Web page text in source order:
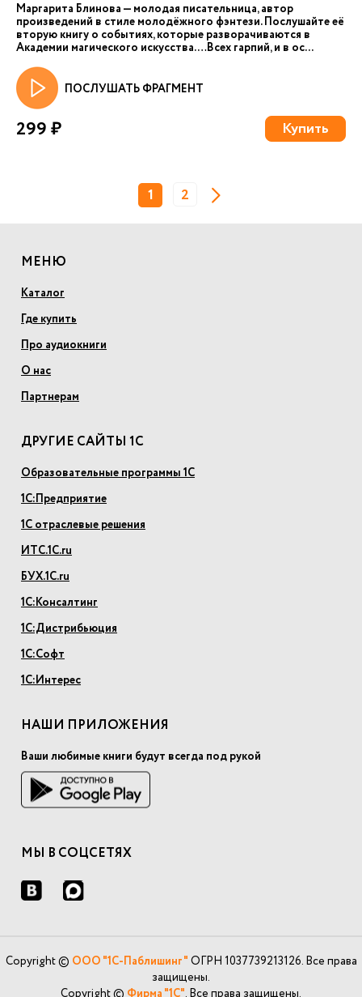
Маргарита Блинова — молодая писательница, автор
произведений в стиле молодёжного фэнтези. Послушайте её
вторую книгу о событиях, которые разворачиваются в
Академии магического искусства. …Всех гарпий, и в ос...
ПОСЛУШАТЬ ФРАГМЕНТ
299 ₽ Купить
1 2
МЕНЮ
Каталог
Где купить
Про аудиокниги
О нас
Партнерам
ДРУГИЕ САЙТЫ 1С
Образовательные программы 1С
1С:Предприятие
1С отраслевые решения
ИТС.1С.ru
БУХ.1С.ru
1С:Консалтинг
1С:Дистрибьюция
1С:Софт
1С:Интерес
НАШИ ПРИЛОЖЕНИЯ
Ваши любимые книги будут всегда под рукой
МЫ В СОЦСЕТЯХ
Copyright © ООО "1С-Паблишинг" ОГРН 1037739213126. Все права
защищены.
Copyright © Фирма "1С". Все права защищены.